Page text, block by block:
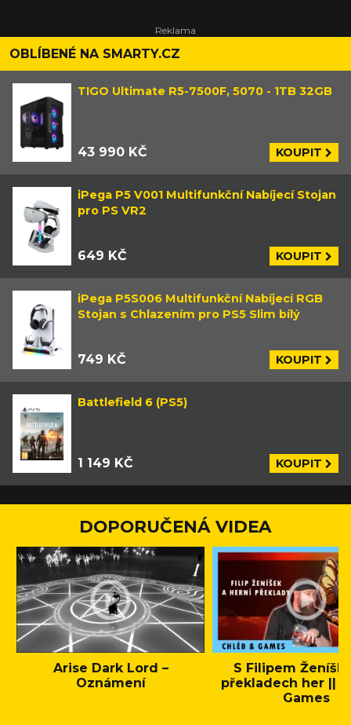
OBLÍBENÉ NA SMARTY.CZ
TIGO Ultimate R5-7500F, 5070 - 1TB 32GB
43 990 KČ KOUPIT
iPega P5 V001 Multifunkční Nabíjecí Stojan
pro PS VR2
649 KČ KOUPIT
iPega P5S006 Multifunkční Nabíjecí RGB
Stojan s Chlazením pro PS5 Slim bílý
749 KČ KOUPIT
Battlefield 6 (PS5)
1 149 KČ KOUPIT
DOPORUČENÁ VIDEA
Arise Dark Lord –
Oznámení
S Filipem
překladech her ||
Games